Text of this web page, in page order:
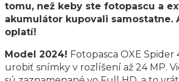
tomu, než keby ste fotopascu a
akumulátor kupovali samostatne.
oplatí!
Model 2024! Fotopasca OXE Spider
urobiť snímky v rozlíšení až 24 MP.